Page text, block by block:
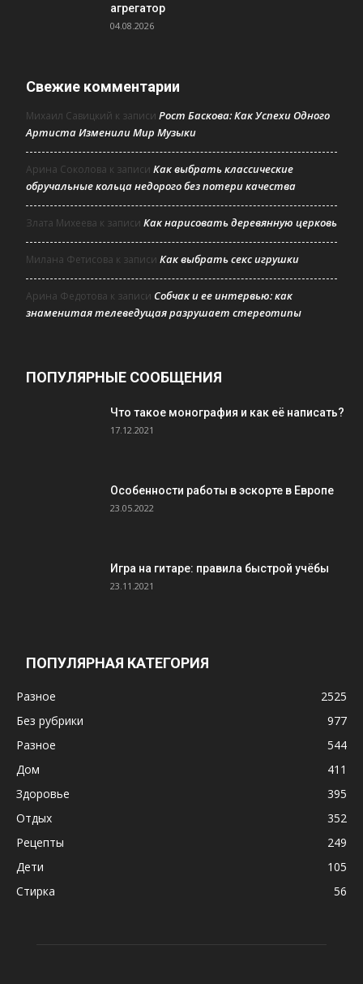
агрегатор
04.08.2026
Свежие комментарии
Михаил Савицкий к записи Рост Баскова: Как Успехи Одного
Артиста Изменили Мир Музыки
Арина Соколова к записи Как выбрать классические
обручальные кольца недорого без потери качества
Злата Михеева к записи Как нарисовать деревянную церковь
Милана Фетисова к записи Как выбрать секс игрушки
Арина Федотова к записи Собчак и ее интервью: как
знаменитая телеведущая разрушает стереотипы
ПОПУЛЯРНЫЕ СООБЩЕНИЯ
Что такое монография и как её написать?
17.12.2021
Особенности работы в эскорте в Европе
23.05.2022
Игра на гитаре: правила быстрой учёбы
23.11.2021
ПОПУЛЯРНАЯ КАТЕГОРИЯ
Разное
2525
Без рубрики
977
Разное
544
Дом
411
Здоровье
395
Отдых
352
Рецепты
249
Дети
105
Стирка
56